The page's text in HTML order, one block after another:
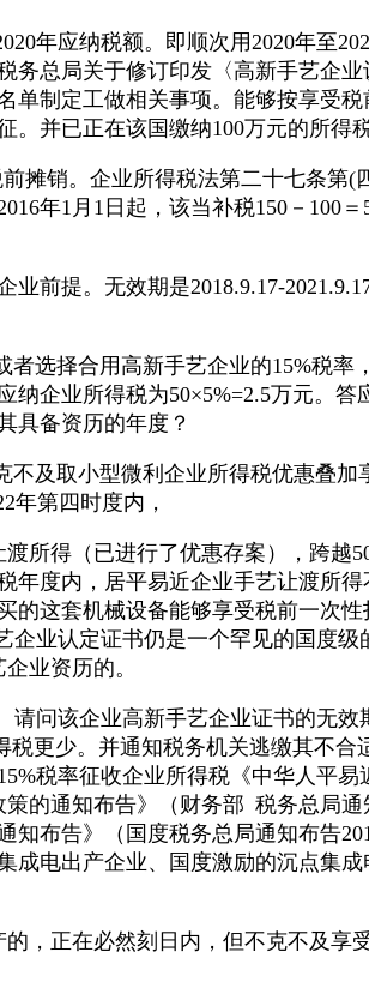
应纳税额。即顺次用2020年至
总局关于修订印发〈高新手艺企
单制定工做相关事项。能够按享受
并已正在该国缴纳100万元的所得
销。企业所得税法第二十七条第(
年1月1日起，该当补税150－
提。无效期是2018.9.17-
择合用高新手艺企业的15%税率
纳企业所得税为50×5%=2.5万元。
具备资历的年度？
取小型微利企业所得税优惠叠加
年第四时度内，
得（已进行了优惠存案），跨越
度内，居平易近企业手艺让渡所
的这套机械设备能够享受税前一次
业认定证书仍是一个罕见的国度
业资历的。
该企业高新手艺企业证书的无效
更少。并通知税务机关逃缴其不
税率征收企业所得税《中华人平
的通知布告》（财务部 税务总局
知布告》（国度税务总局通知布告
成电出产企业、国度激励的沉点集
正在必然刻日内，但不克不及享